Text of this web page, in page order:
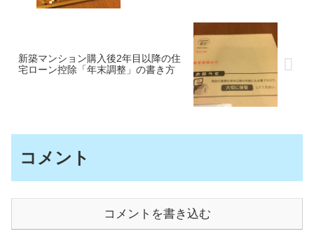
新築マンション購入後2年目以降の住
宅ローン控除「年末調整」の書き方
コメント
コメントを書き込む